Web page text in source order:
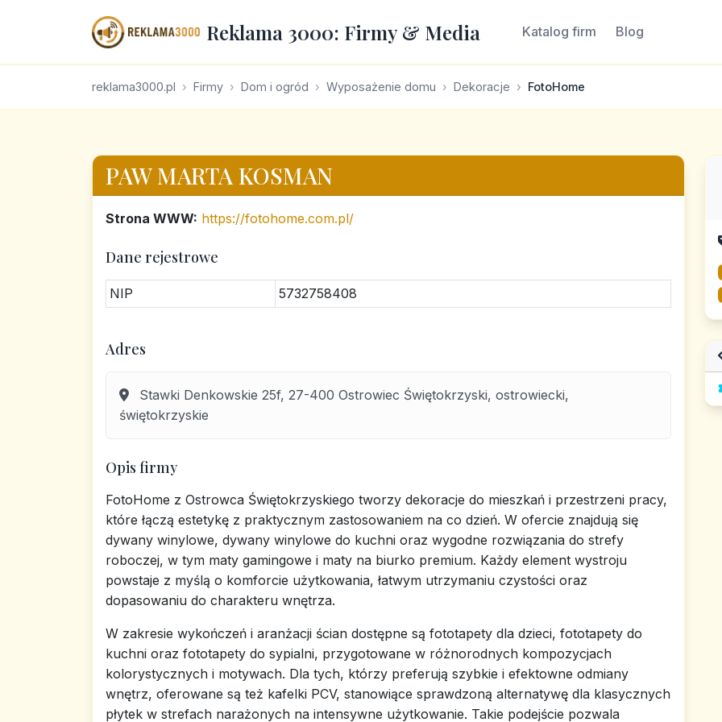
Reklama 3000: Firmy & Media Katalog firm Blog
reklama3000.pl Firmy Dom i ogród Wyposażenie domu Dekoracje FotoHome
PAW MARTA KOSMAN
Strona WWW: https://fotohome.com.pl/
Dane rejestrowe
NIP 5732758408
Adres
Stawki Denkowskie 25f, 27-400 Ostrowiec Świętokrzyski, ostrowiecki,
świętokrzyskie
Opis firmy
FotoHome z Ostrowca Świętokrzyskiego tworzy dekoracje do mieszkań i przestrzeni pracy,
które łączą estetykę z praktycznym zastosowaniem na co dzień. W ofercie znajdują się
dywany winylowe, dywany winylowe do kuchni oraz wygodne rozwiązania do strefy
roboczej, w tym maty gamingowe i maty na biurko premium. Każdy element wystroju
powstaje z myślą o komforcie użytkowania, łatwym utrzymaniu czystości oraz
dopasowaniu do charakteru wnętrza.
W zakresie wykończeń i aranżacji ścian dostępne są fototapety dla dzieci, fototapety do
kuchni oraz fototapety do sypialni, przygotowane w różnorodnych kompozycjach
kolorystycznych i motywach. Dla tych, którzy preferują szybkie i efektowne odmiany
wnętrz, oferowane są też kafelki PCV, stanowiące sprawdzoną alternatywę dla klasycznych
płytek w strefach narażonych na intensywne użytkowanie. Takie podejście pozwala